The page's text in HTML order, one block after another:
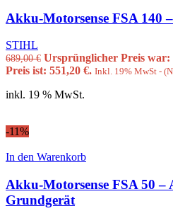
Akku-Motorsense FSA 140
STIHL
689,00€ Ursprünglicher Preis war:
Preis ist: 551,20 €. Inkl. 19% MwSt -
inkl. 19 % MwSt.
-11%
In den Warenkorb
Akku-Motorsense FSA 50 –
Grundgerät